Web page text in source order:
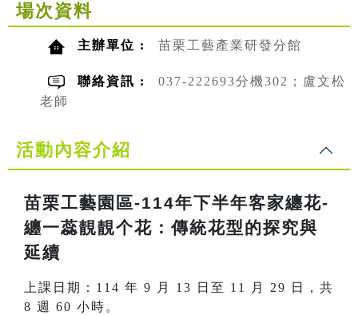
場次資料
主辦單位 : 苗栗工藝產業研發分館
聯絡資訊 :
037-222693分機302；盧文松
老師
活動內容介紹
苗栗工藝園區-114年下半年客家纏花-
纏一蕊靚靚个花：傳統花型的探究與
延續
上課日期：114 年 9 月 13 日至 11 月 29 日，共
8 週 60 小時。